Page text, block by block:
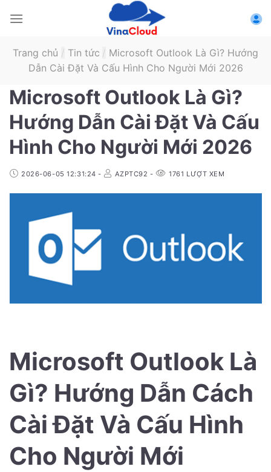
Trang chủ / Tin tức / Microsoft Outlook Là Gì? Hướng
Dẫn Cài Đặt Và Cấu Hình Cho Người Mới 2026
Microsoft Outlook Là Gì?
Hướng Dẫn Cài Đặt Và Cấu
Hình Cho Người Mới 2026
2026-06-05 12:31:24 - AZPTC92 - 1761 LƯỢT XEM
Microsoft Outlook Là
Gì? Hướng Dẫn Cách
Cài Đặt Và Cấu Hình
Cho Người Mới